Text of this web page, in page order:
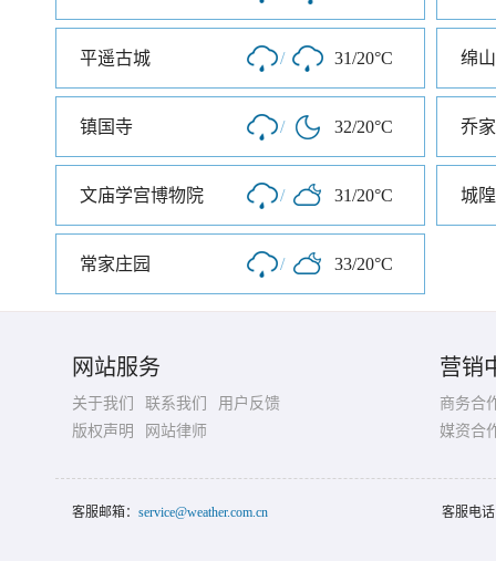
平遥古城 / 31/20°C 绵
镇国寺 / 32/20°C 乔
文庙学宫博物院 / 31/20°C 城
常家庄园 / 33/20°C
网站服务
关于我们 联系我们
用户反馈
版权声明
网站律师
营销
商务合
媒资合
客服邮箱： service@weather.com.cn 客服电